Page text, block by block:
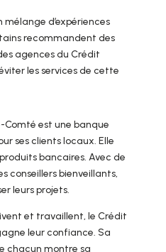
mélange d’expériences
recommandent des
agences du Crédit
les services de cette
Comté est une banque
ses clients locaux. Elle
bancaires. Avec de
conseillers bienveillants,
leurs projets.
et travaillent, le Crédit
leur confiance. Sa
chacun montre sa